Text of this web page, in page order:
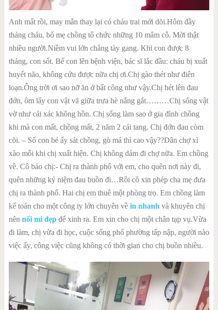
Anh mất rồi, may mắn thay lại có cháu trai mới dõi.Hôm đầy
tháng cháu, bố mẹ chồng tổ chức những 10 mâm cỗ. Mời thật
nhiều người.Niềm vui lớn chẳng tày gang. Khi con được 8
tháng, con sốt. Bế con lên bệnh viện, bác sĩ lắc đầu: cháu bị xuất
huyết não, không cứu được nữa chị ơi.Chị gào thét như điên
loạn.Ông trời ơi sao nỡ ăn ở bất công như vậy.Chị hét lên đau
đớn, ôm lấy con vật vã giữa trưa hè nắng gắt………Chị sống vật
vờ như cái xác không hồn. Chị sống làm sao ở gia đình chồng
khi mà con mất, chồng mất, 2 năm 2 cái tang. Chị đớn đau còm
cõi. – Số con bé ấy sát chồng, gò má thì cao vậy??Dân chợ xì
xào mỗi khi chị xuất hiện. Chị không dám đi chợ nữa. Em chồng
về. Cô bảo chị:- Chị ra thành phố với em, cho quên nơi này đi,
quên những kỷ niệm đau buồn đi…Rồi cô xin phép cha mẹ đưa
chị ra thành phố. Hai chị em thuê một phòng trọ. Em chồng làm
kế toán cho một công ty lớn chuyên về in nhanh và khuyên chị
nên nối mi đẹpđể xinh ra. Em xin cho chị một chân tạp vụ.Vừa
đi làm, chị vừa đi học, cuộc sống phố phường tấp nập, người nào
việc ấy, công việc cũng không có thời gian cho chị buồn nhiều.